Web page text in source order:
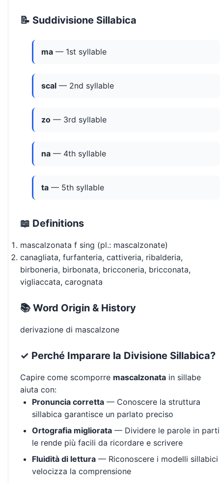
📝 Suddivisione Sillabica
ma — 1st syllable
scal — 2nd syllable
zo — 3rd syllable
na — 4th syllable
ta — 5th syllable
📖 Definitions
mascalzonata f sing (pl.: mascalzonate)
canagliata, furfanteria, cattiveria, ribalderia,
birboneria, birbonata, bricconeria, bricconata,
vigliaccata, carognata
📚 Word Origin & History
derivazione di mascalzone
✓ Perché Imparare la Divisione Sillabica?
Capire come scomporre mascalzonata in sillabe
aiuta con:
Pronuncia corretta — Conoscere la struttura
sillabica garantisce un parlato preciso
Ortografia migliorata — Dividere le parole in parti
le rende più facili da ricordare e scrivere
Fluidità di lettura — Riconoscere i modelli sillabici
velocizza la comprensione